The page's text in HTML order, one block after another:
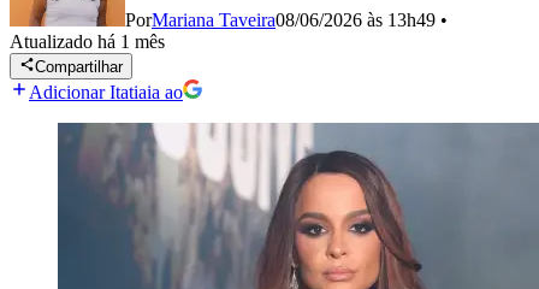
PorMariana Taveira08/06/2026 às 13h49 •
Atualizado há 1 mês
Compartilhar
Adicionar Itatiaia ao